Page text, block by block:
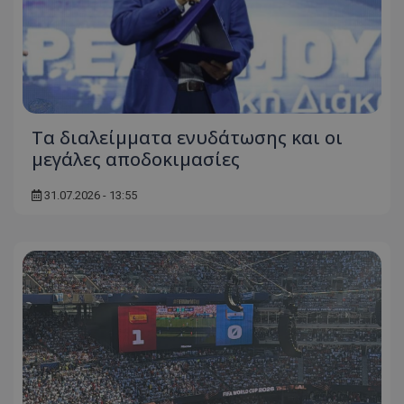
Τα διαλείμματα ενυδάτωσης και οι
μεγάλες αποδοκιμασίες
31.07.2026 - 13:55